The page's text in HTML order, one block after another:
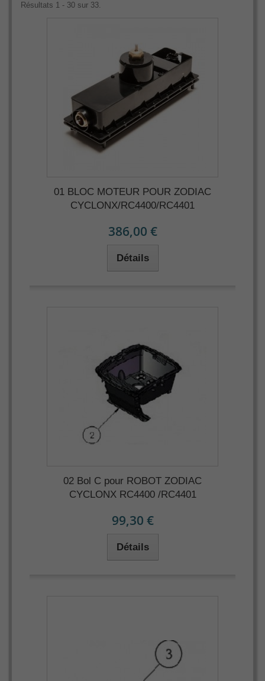
Résultats 1 - 30 sur 33.
01 BLOC MOTEUR POUR ZODIAC
CYCLONX/RC4400/RC4401
386,00 €
Détails
02 Bol C pour ROBOT ZODIAC
CYCLONX RC4400 /RC4401
99,30 €
Détails